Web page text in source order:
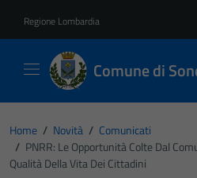
Regione Lombardia
Comune di
Home / Novità / Comunicati
/ PNRR: Le Opportunità Colte Dal
Qualità Della Vita Dei Cittadini